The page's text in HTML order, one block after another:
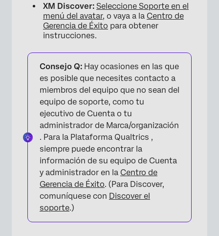
XM Discover: Seleccione Soporte en el
menú del avatar, o vaya a la Centro de
Gerencia de Éxito para obtener
instrucciones.
Consejo Q: Hay ocasiones en las que
es posible que necesites contacto a
miembros del equipo que no sean del
equipo de soporte, como tu
ejecutivo de Cuenta o tu
administrador de Marca/organización
. Para la Plataforma Qualtrics ,
siempre puede encontrar la
información de su equipo de Cuenta
y administrador en la Centro de
Gerencia de Éxito. (Para Discover,
comuníquese con Discover el
soporte.)